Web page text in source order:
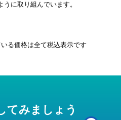
に取り組んでいます。
る価格は全て税込表示です
てみましょう